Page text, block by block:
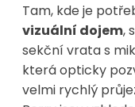
Tam, kde je
vizuální dojem,
sekční vrata s
která opticky
velmi rychlý